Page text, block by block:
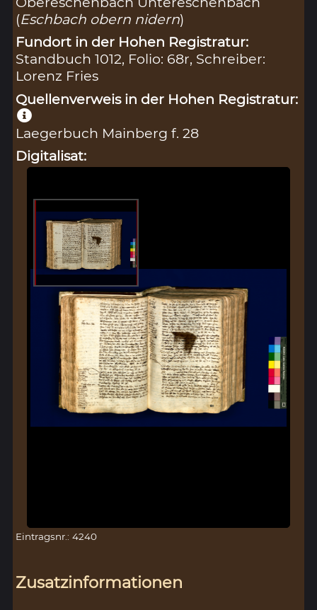
(Eschbach obern nidern)
Fundort in der Hohen Registratur:
Standbuch 1012, Folio: 68r, Schreiber:
Lorenz Fries
Quellenverweis in der Hohen Registratur:
Laegerbuch Mainberg f. 28
Digitalisat:
Eintragsnr.: 4240
Zusatzinformationen